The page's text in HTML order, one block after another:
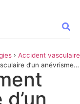
› Accident vasculaire
d’un anévrisme